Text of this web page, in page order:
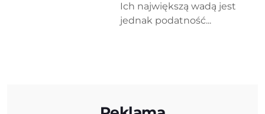
Ich największą wadą jest
jednak podatność...